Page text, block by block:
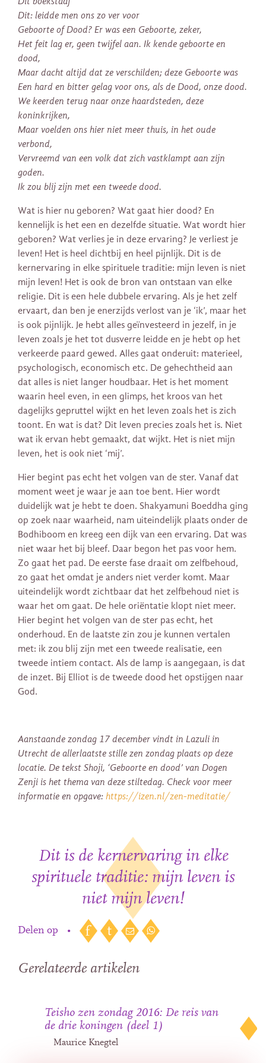
Dit: leidde men ons zo ver voor
Geboorte of Dood? Er was een Geboorte, zeker,
Het feit lag er, geen twijfel aan. Ik kende geboorte en
dood,
Maar dacht altijd dat ze verschilden; deze Geboorte was
Een hard en bitter gelag voor ons, als de Dood, onze dood.
We keerden terug naar onze haardsteden, deze
koninkrijken,
Maar voelden ons hier niet meer thuis, in het oude
verbond,
Vervreemd van een volk dat zich vastklampt aan zijn
goden.
Ik zou blij zijn met een tweede dood.
Wat is hier nu geboren? Wat gaat hier dood? En
kennelijk is het een en dezelfde situatie. Wat wordt hier
geboren? Wat verlies je in deze ervaring? Je verliest je
leven! Het is heel dichtbij en heel pijnlijk. Dit is de
kernervaring in elke spirituele traditie: mijn leven is niet
mijn leven! Het is ook de bron van ontstaan van elke
religie. Dit is een hele dubbele ervaring. Als je het zelf
ervaart, dan ben je enerzijds verlost van je ‘ik’, maar het
is ook pijnlijk. Je hebt alles geïnvesteerd in jezelf, in je
leven zoals je het tot dusverre leidde en je hebt op het
verkeerde paard gewed. Alles gaat onderuit: materieel,
psychologisch, economisch etc. De gehechtheid aan
dat alles is niet langer houdbaar. Het is het moment
waarin heel even, in een glimps, het kroos van het
dagelijks gepruttel wijkt en het leven zoals het is zich
toont. En wat is dat? Dit leven precies zoals het is. Niet
wat ik ervan hebt gemaakt, dat wijkt. Het is niet mijn
leven, het is ook niet ‘mij’.
Hier begint pas echt het volgen van de ster. Vanaf dat
moment weet je waar je aan toe bent. Hier wordt
duidelijk wat je hebt te doen. Shakyamuni Boeddha ging
op zoek naar waarheid, nam uiteindelijk plaats onder de
Bodhiboom en kreeg een dijk van een ervaring. Dat was
niet waar het bij bleef. Daar begon het pas voor hem.
Zo gaat het pad. De eerste fase draait om zelfbehoud,
zo gaat het omdat je anders niet verder komt. Maar
uiteindelijk wordt zichtbaar dat het zelfbehoud niet is
waar het om gaat. De hele oriëntatie klopt niet meer.
Hier begint het volgen van de ster pas echt, het
onderhoud. En de laatste zin zou je kunnen vertalen
met: ik zou blij zijn met een tweede realisatie, een
tweede intiem contact. Als de lamp is aangegaan, is dat
de inzet. Bij Elliot is de tweede dood het opstijgen naar
God.
Aanstaande zondag 17 december vindt in Lazuli in
Utrecht de allerlaatste stille zen zondag plaats op deze
locatie. De tekst Shoji, ‘Geboorte en dood’ van Dogen
Zenji is het thema van deze stiltedag. Check voor meer
informatie en opgave: https://izen.nl/zen-meditatie/
Dit is de kernervaring in elke
spirituele traditie: mijn leven is
niet mijn leven!
Delen op •
Gerelateerde artikelen
Teisho zen zondag 2016: De reis van
de drie koningen (deel 1)
Maurice Knegtel